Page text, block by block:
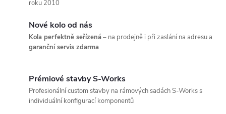
roku 2010
Nové kolo od nás
Kola perfektně seřízená– na prodejně i při zaslání na adresu a
garanční servis zdarma
Prémiové stavby S-Works
Profesionální custom stavby na rámových sadách S-Works s
individuální konfigurací komponentů